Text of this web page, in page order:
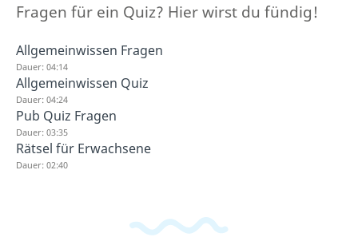
Fragen für ein Quiz? Hier wirst du fündig!
Allgemeinwissen Fragen
Dauer: 04:14
Allgemeinwissen Quiz
Dauer: 04:24
Pub Quiz Fragen
Dauer: 03:35
Rätsel für Erwachsene
Dauer: 02:40